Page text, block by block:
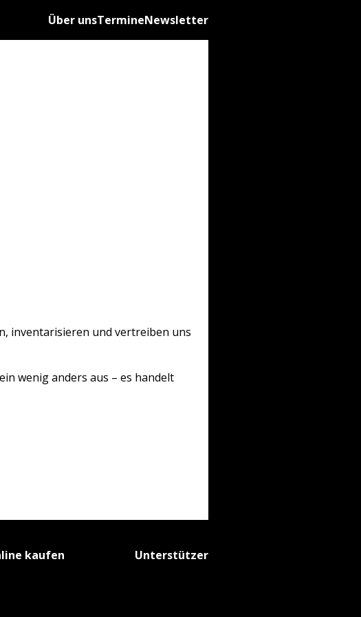
Über unsTermineNewsletter
inventarisieren und vertreiben uns
wenig anders aus – es handelt
kaufen Unterstützer